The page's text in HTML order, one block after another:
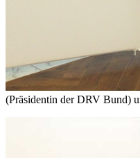
(Präsidentin der DRV Bund)